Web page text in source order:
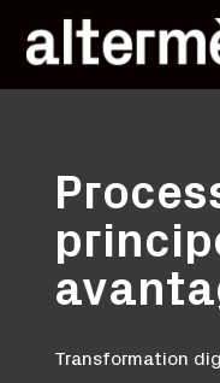
Transformation